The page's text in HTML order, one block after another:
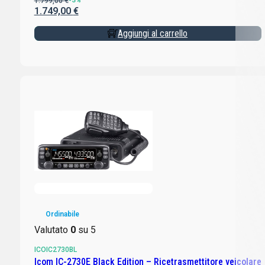
1.749,00 €
Aggiungi al carrello
Ordinabile
Valutato 0su 5
ICOIC2730BL
Icom IC-2730E Black Edition – Ricetrasmettitore veicolare